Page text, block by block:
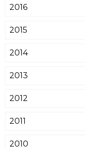
2016
2015
2014
2013
2012
2011
2010